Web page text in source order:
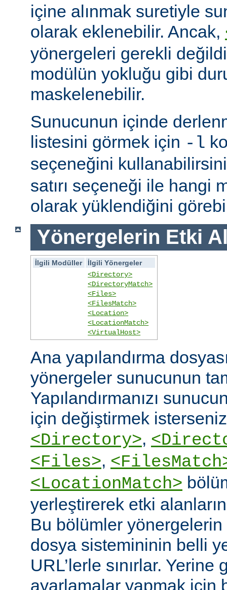
içine alınmak suretiyle
olarak eklenebilir. Ancak,
yönergeleri gerekli
modülün yokluğu gibi
maskelenebilir.
Sunucunun içinde
listesini görmek için -l
seçeneğini
satırı seçeneği ile hangi
olarak yüklendiğini
Yönergelerin Etki
İlgili Modüller
İlgili Yönergeler
<Directory>
<DirectoryMatch>
<Files>
<FilesMatch>
<Location>
<LocationMatch>
<VirtualHost>
Ana yapılandırma
yönergeler sunucunun
Yapılandırmanızı
için değiştirmek
<Directory>,
<Files>,
<LocationMatch>
yerleştirerek etki
Bu bölümler yönergelerin
dosya sistemininin belli
URL’lerle sınırlar.
ayarlamalar yapmak için